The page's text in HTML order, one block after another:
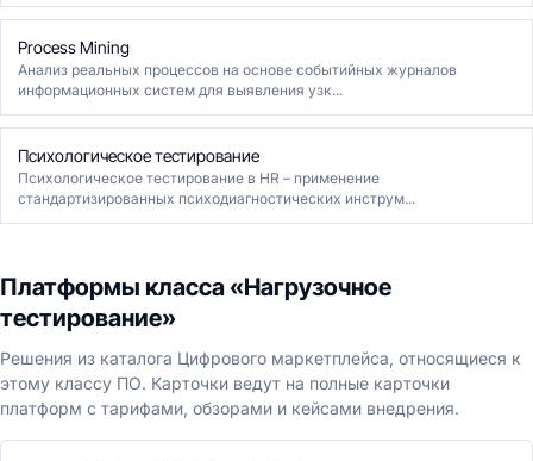
Process Mining
Анализ реальных процессов на основе событийных журналов
информационных систем для выявления узк...
Психологическое тестирование
Психологическое тестирование в HR – применение
стандартизированных психодиагностических инструм...
Платформы класса «Нагрузочное
тестирование»
Решения из каталога Цифрового маркетплейса, относящиеся к
этому классу ПО. Карточки ведут на полные карточки
платформ с тарифами, обзорами и кейсами внедрения.